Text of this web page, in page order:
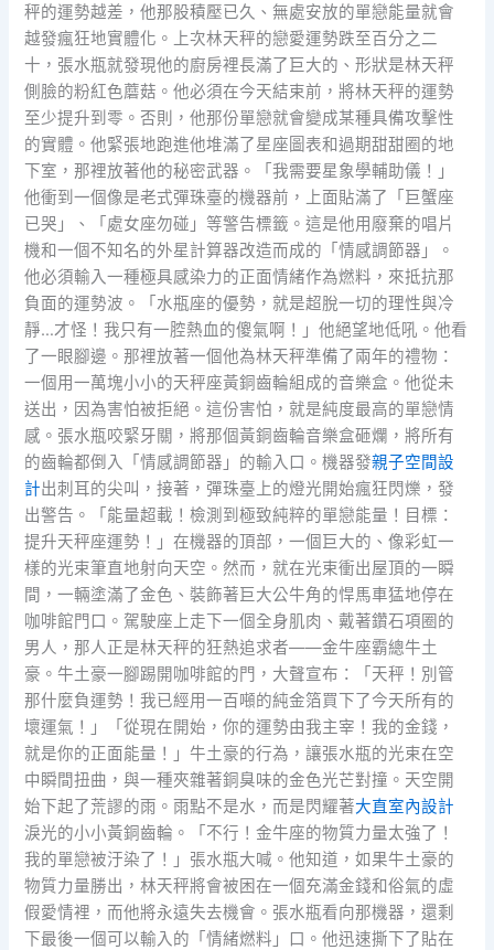
秤的運勢越差，他那股積壓已久、無處安放的單戀能量就會
越發瘋狂地實體化。上次林天秤的戀愛運勢跌至百分之二
十，張水瓶就發現他的廚房裡長滿了巨大的、形狀是林天秤
側臉的粉紅色蘑菇。他必須在今天結束前，將林天秤的運勢
至少提升到零。否則，他那份單戀就會變成某種具備攻擊性
的實體。他緊張地跑進他堆滿了星座圖表和過期甜甜圈的地
下室，那裡放著他的秘密武器。「我需要星象學輔助儀！」
他衝到一個像是老式彈珠臺的機器前，上面貼滿了「巨蟹座
已哭」、「處女座勿碰」等警告標籤。這是他用廢棄的唱片
機和一個不知名的外星計算器改造而成的「情感調節器」。
他必須輸入一種極具感染力的正面情緒作為燃料，來抵抗那
負面的運勢波。「水瓶座的優勢，就是超脫一切的理性與冷
靜…才怪！我只有一腔熱血的傻氣啊！」他絕望地低吼。他看
了一眼腳邊。那裡放著一個他為林天秤準備了兩年的禮物：
一個用一萬塊小小的天秤座黃銅齒輪組成的音樂盒。他從未
送出，因為害怕被拒絕。這份害怕，就是純度最高的單戀情
感。張水瓶咬緊牙關，將那個黃銅齒輪音樂盒砸爛，將所有
的齒輪都倒入「情感調節器」的輸入口。機器發親子空間設
計出刺耳的尖叫，接著，彈珠臺上的燈光開始瘋狂閃爍，發
出警告。「能量超載！檢測到極致純粹的單戀能量！目標：
提升天秤座運勢！」在機器的頂部，一個巨大的、像彩虹一
樣的光束筆直地射向天空。然而，就在光束衝出屋頂的一瞬
間，一輛塗滿了金色、裝飾著巨大公牛角的悍馬車猛地停在
咖啡館門口。駕駛座上走下一個全身肌肉、戴著鑽石項圈的
男人，那人正是林天秤的狂熱追求者——金牛座霸總牛土
豪。牛土豪一腳踢開咖啡館的門，大聲宣布：「天秤！別管
那什麼負運勢！我已經用一百噸的純金箔買下了今天所有的
壞運氣！」「從現在開始，你的運勢由我主宰！我的金錢，
就是你的正面能量！」牛土豪的行為，讓張水瓶的光束在空
中瞬間扭曲，與一種夾雜著銅臭味的金色光芒對撞。天空開
始下起了荒謬的雨。雨點不是水，而是閃耀著大直室內設計
淚光的小小黃銅齒輪。「不行！金牛座的物質力量太強了！
我的單戀被汙染了！」張水瓶大喊。他知道，如果牛土豪的
物質力量勝出，林天秤將會被困在一個充滿金錢和俗氣的虛
假愛情裡，而他將永遠失去機會。張水瓶看向那機器，還剩
下最後一個可以輸入的「情緒燃料」口。他迅速撕下了貼在